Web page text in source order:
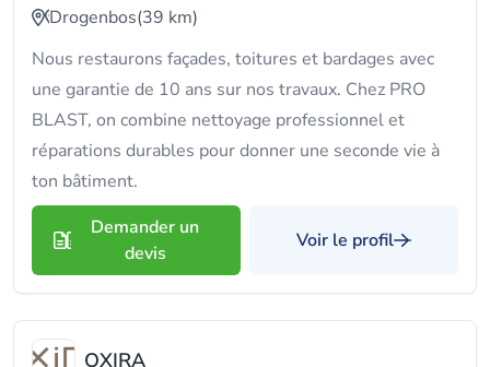
Drogenbos(39 km)
Nous restaurons façades, toitures et bardages avec
une garantie de 10 ans sur nos travaux. Chez PRO
BLAST, on combine nettoyage professionnel et
réparations durables pour donner une seconde vie à
ton bâtiment.
Demander un
devis
Voir le profil
OXIRA